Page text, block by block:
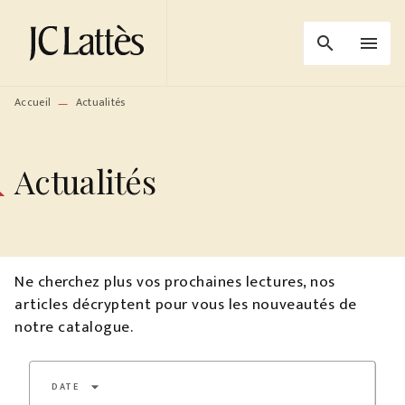
MENU RECHERCHE
PIED DE PAGE
search menu
Accueil — Actualités
Actualités
Ne cherchez plus vos prochaines lectures, nos
articles décryptent pour vous les nouveautés de
notre catalogue.
DATE arrow_drop_down